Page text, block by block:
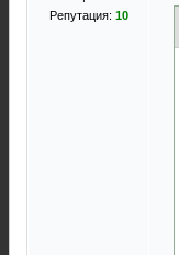
Репутация: 10